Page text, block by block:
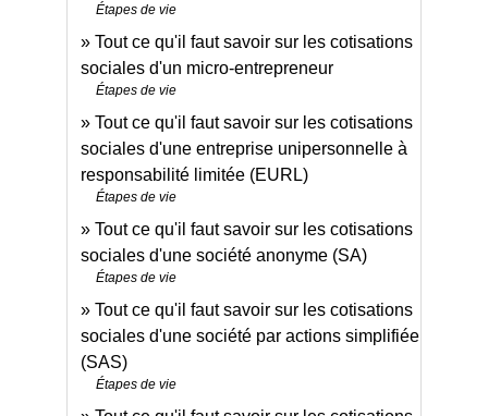
Étapes de vie
Tout ce qu'il faut savoir sur les cotisations
sociales d'un micro-entrepreneur
Étapes de vie
Tout ce qu'il faut savoir sur les cotisations
sociales d'une entreprise unipersonnelle à
responsabilité limitée (EURL)
Étapes de vie
Tout ce qu'il faut savoir sur les cotisations
sociales d'une société anonyme (SA)
Étapes de vie
Tout ce qu'il faut savoir sur les cotisations
sociales d'une société par actions simplifiée
(SAS)
Étapes de vie